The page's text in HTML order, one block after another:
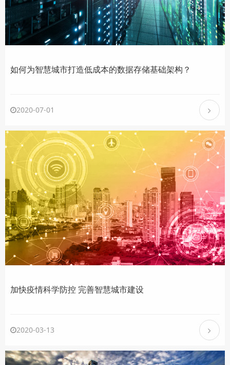
如何为智慧城市打造低成本的数据存储基础架构？
2020-07-01
加快疫情科学防控 完善智慧城市建设
2020-03-13